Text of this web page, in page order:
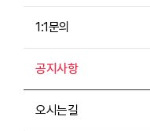
1:1문의
공지사항
오시는길